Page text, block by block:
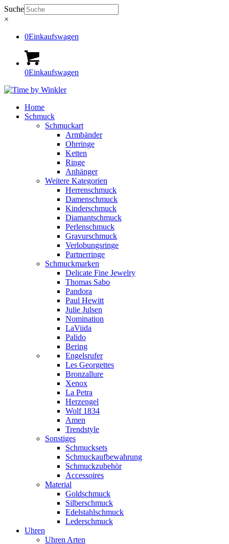
Suche
×
0Einkaufswagen
0Einkaufswagen
Home
Schmuck
Schmuckart
Armbänder
Ohrringe
Ketten
Ringe
Anhänger
Weitere Kategorien
Herrenschmuck
Damenschmuck
Kinderschmuck
Diamantschmuck
Perlenschmuck
Gravurschmuck
Verlobungsringe
Partnerringe
Schmuckmarken
Delicate Fine Jewelry
Thomas Sabo
Pandora
Paul Hewitt
Julie Julsen
Nomination
LaViida
Palido
Bering
Engelsrufer
Les Georgettes
Bronzallure
Xenox
La Petra
Herzengel
Wolf 1834
Amen
Trendstyle
Sonstiges
Schmucksets
Schmuckaufbewahrung
Schmuckzubehör
Accessoires
Material
Goldschmuck
Silberschmuck
Edelstahlschmuck
Lederschmuck
Uhren
Uhren Arten